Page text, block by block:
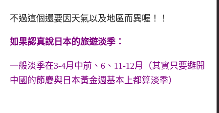
不過這個還要因天氣以及地區而異喔！！
如果認真說日本的旅遊淡季：
一般淡季在3-4月中前、6、11-12月（其實只要避開
中國的節慶與日本黃金週基本上都算淡季）